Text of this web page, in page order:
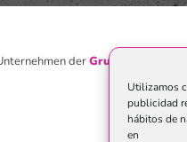
Utilizamos
publicidad
hábitos de
en
derGrupo